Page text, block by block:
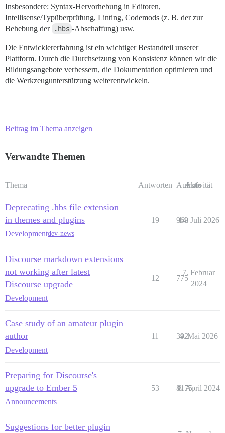
Insbesondere: Syntax-Hervorhebung in Editoren,
Intellisense/Typüberprüfung, Linting, Codemods (z. B. der zur
Behebung der .hbs -Abschaffung) usw.
Die Entwicklererfahrung ist ein wichtiger Bestandteil unserer
Plattform. Durch die Durchsetzung von Konsistenz können wir die
Bildungsangebote verbessern, die Dokumentation optimieren und
die Werkzeugunterstützung weiterentwickeln.
Beitrag im Thema anzeigen
Verwandte Themen
Thema Antworten Aufrufe
Aktivität
Deprecating .hbs file extension
in themes and plugins
Developmentdev-news
19 969
14. Juli 2026
Discourse markdown extensions
not working after latest
Discourse upgrade
Development
12 775
7. Februar
2024
Case study of an amateur plugin
author
Development
11 392
4. Mai 2026
Preparing for Discourse's
upgrade to Ember 5
Announcements
53 8175
8. April 2024
Suggestions for better plugin